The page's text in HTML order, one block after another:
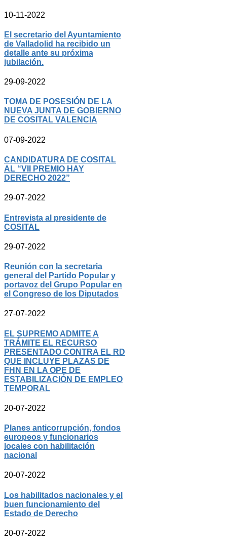
10-11-2022
El secretario del Ayuntamiento
de Valladolid ha recibido un
detalle ante su próxima
jubilación.
29-09-2022
TOMA DE POSESIÓN DE LA
NUEVA JUNTA DE GOBIERNO
DE COSITAL VALENCIA
07-09-2022
CANDIDATURA DE COSITAL
AL “VII PREMIO HAY
DERECHO 2022”
29-07-2022
Entrevista al presidente de
COSITAL
29-07-2022
Reunión con la secretaria
general del Partido Popular y
portavoz del Grupo Popular en
el Congreso de los Diputados
27-07-2022
EL SUPREMO ADMITE A
TRÁMITE EL RECURSO
PRESENTADO CONTRA EL RD
QUE INCLUYE PLAZAS DE
FHN EN LA OPE DE
ESTABILIZACIÓN DE EMPLEO
TEMPORAL
20-07-2022
Planes anticorrupción, fondos
europeos y funcionarios
locales con habilitación
nacional
20-07-2022
Los habilitados nacionales y el
buen funcionamiento del
Estado de Derecho
20-07-2022